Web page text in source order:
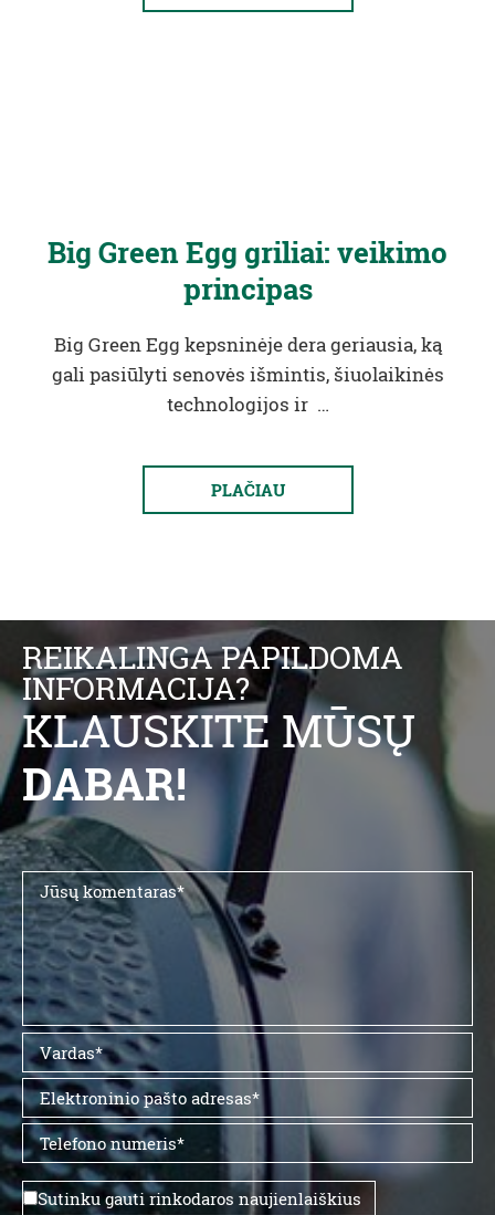
Big Green Egg griliai: veikimo
principas
Big Green Egg kepsninėje dera geriausia, ką
gali pasiūlyti senovės išmintis, šiuolaikinės
technologijos ir …
PLAČIAU
REIKALINGA PAPILDOMA
INFORMACIJA?
KLAUSKITE MŪSŲ
DABAR!
Sutinku gauti rinkodaros naujienlaiškius